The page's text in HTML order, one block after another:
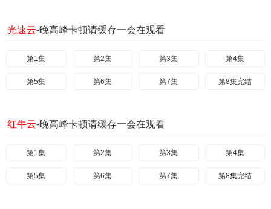
光速云-晚高峰卡顿请缓存一会在观看
第1集 第2集 第3集 第4集
第5集 第6集 第7集 第8集完结
红牛云-晚高峰卡顿请缓存一会在观看
第1集 第2集 第3集 第4集
第5集 第6集 第7集 第8集完结